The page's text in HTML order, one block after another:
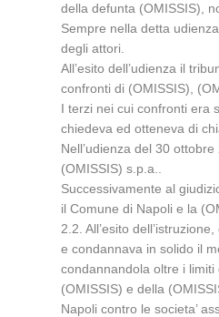
della defunta (OMISSIS),
Sempre nella detta
degli attori.
All’esito dell’udienza il
confronti di (OMISSIS),
I terzi nei cui confronti era
chiedeva ed otteneva di
Nell’udienza del 30
(OMISSIS) s.p.a..
Successivamente al
il Comune di Napoli e la
2.2. All’esito
e condannava in solido il
condannandola oltre i
(OMISSIS) e della
Napoli contro le societa’